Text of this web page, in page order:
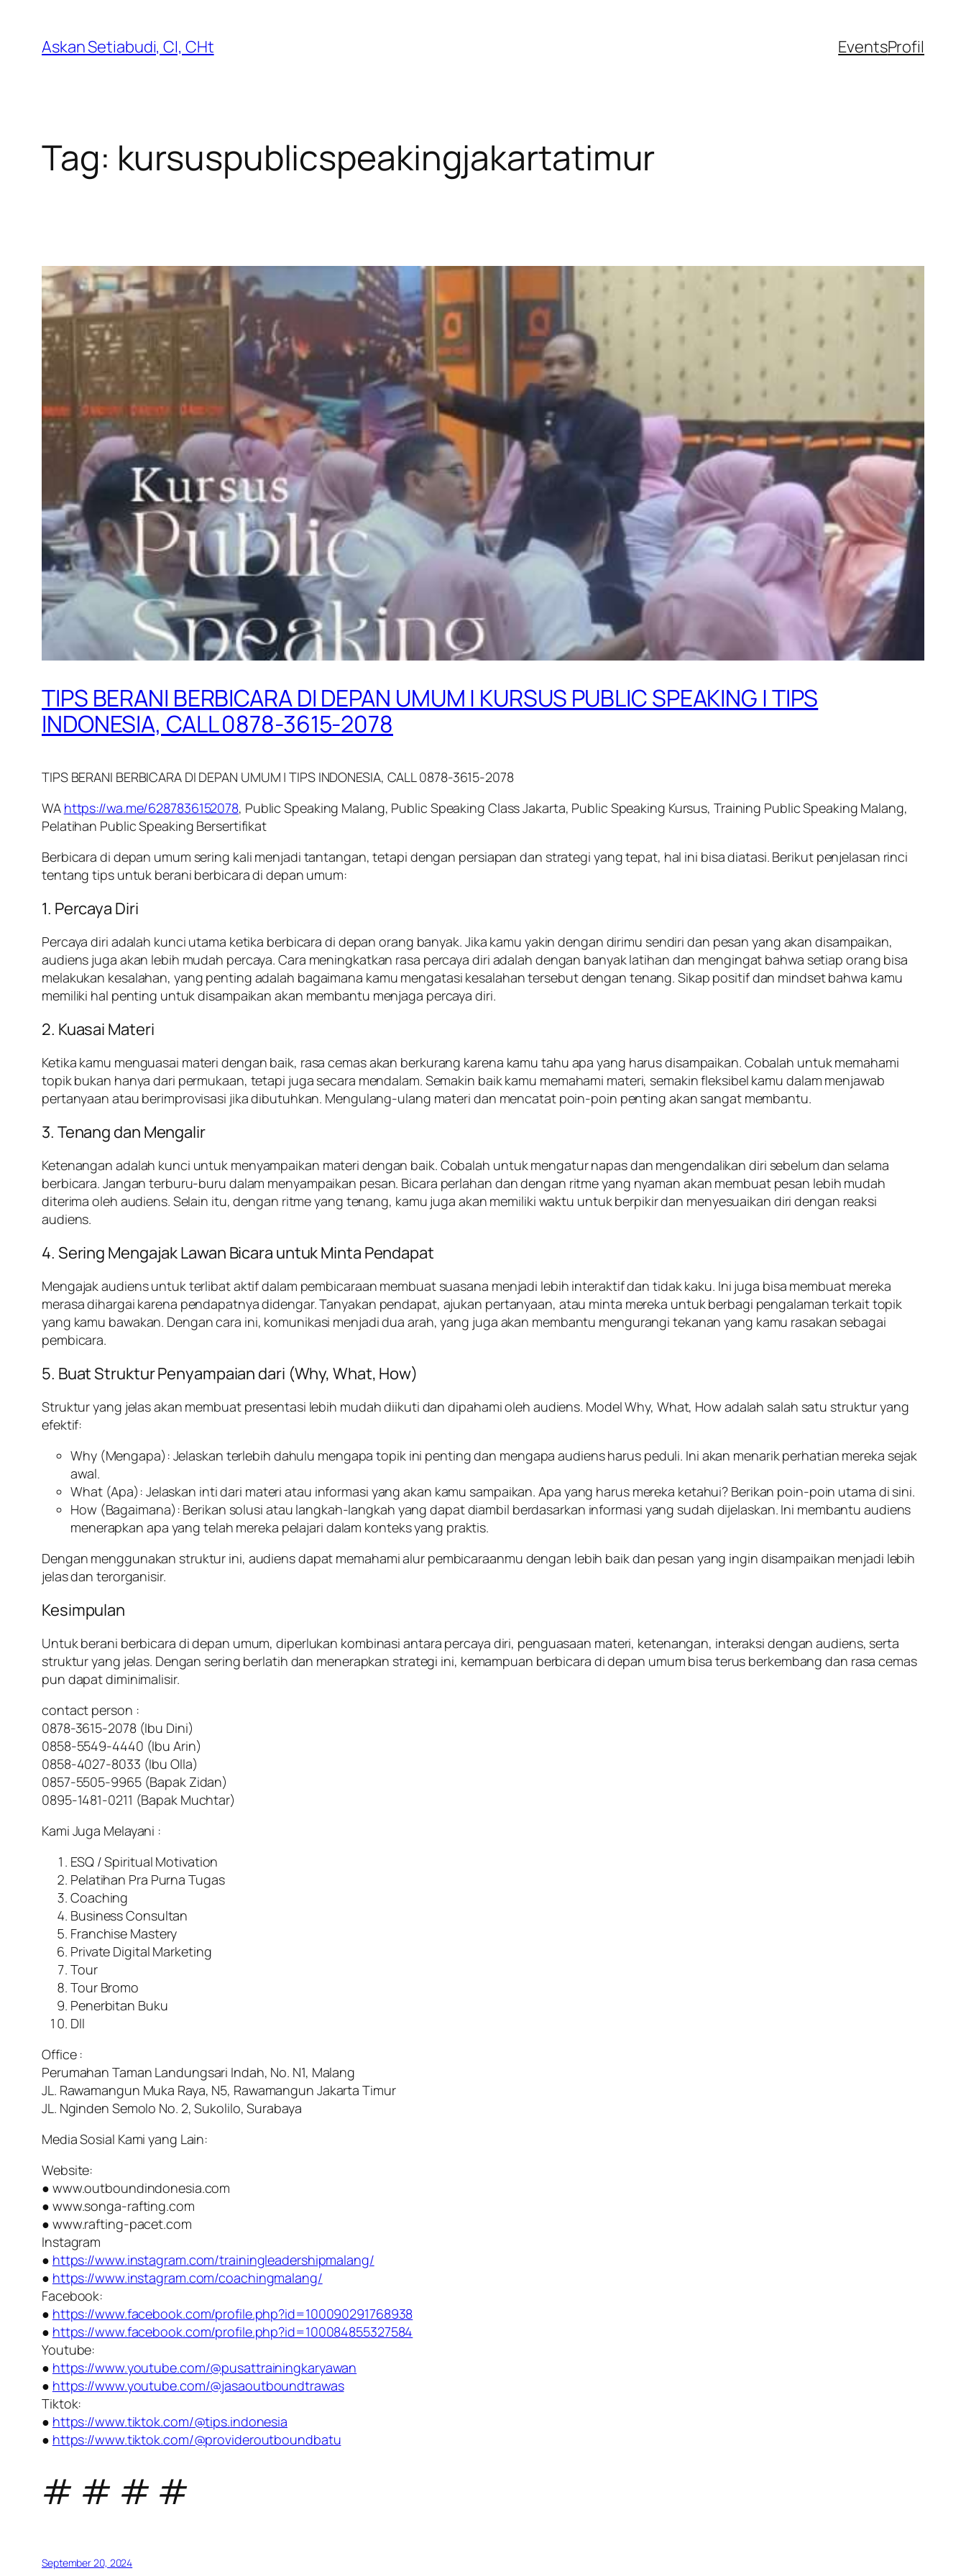
konten
Askan Setiabudi, CI, CHt EventsProfil
Tag: kursuspublicspeakingjakartatimur
TIPS BERANI BERBICARA DI DEPAN UMUM | KURSUS PUBLIC SPEAKING | TIPS
INDONESIA, CALL 0878-3615-2078
TIPS BERANI BERBICARA DI DEPAN UMUM | TIPS INDONESIA, CALL 0878-3615-2078
WA https://wa.me/6287836152078, Public Speaking Malang, Public Speaking Class Jakarta, Public Speaking Kursus, Training Public Speaking Malang,
Pelatihan Public Speaking Bersertifikat
Berbicara di depan umum sering kali menjadi tantangan, tetapi dengan persiapan dan strategi yang tepat, hal ini bisa diatasi. Berikut penjelasan rinci
tentang tips untuk berani berbicara di depan umum:
1. Percaya Diri
Percaya diri adalah kunci utama ketika berbicara di depan orang banyak. Jika kamu yakin dengan dirimu sendiri dan pesan yang akan disampaikan,
audiens juga akan lebih mudah percaya. Cara meningkatkan rasa percaya diri adalah dengan banyak latihan dan mengingat bahwa setiap orang bisa
melakukan kesalahan, yang penting adalah bagaimana kamu mengatasi kesalahan tersebut dengan tenang. Sikap positif dan mindset bahwa kamu
memiliki hal penting untuk disampaikan akan membantu menjaga percaya diri.
2. Kuasai Materi
Ketika kamu menguasai materi dengan baik, rasa cemas akan berkurang karena kamu tahu apa yang harus disampaikan. Cobalah untuk memahami
topik bukan hanya dari permukaan, tetapi juga secara mendalam. Semakin baik kamu memahami materi, semakin fleksibel kamu dalam menjawab
pertanyaan atau berimprovisasi jika dibutuhkan. Mengulang-ulang materi dan mencatat poin-poin penting akan sangat membantu.
3. Tenang dan Mengalir
Ketenangan adalah kunci untuk menyampaikan materi dengan baik. Cobalah untuk mengatur napas dan mengendalikan diri sebelum dan selama
berbicara. Jangan terburu-buru dalam menyampaikan pesan. Bicara perlahan dan dengan ritme yang nyaman akan membuat pesan lebih mudah
diterima oleh audiens. Selain itu, dengan ritme yang tenang, kamu juga akan memiliki waktu untuk berpikir dan menyesuaikan diri dengan reaksi
audiens.
4. Sering Mengajak Lawan Bicara untuk Minta Pendapat
Mengajak audiens untuk terlibat aktif dalam pembicaraan membuat suasana menjadi lebih interaktif dan tidak kaku. Ini juga bisa membuat mereka
merasa dihargai karena pendapatnya didengar. Tanyakan pendapat, ajukan pertanyaan, atau minta mereka untuk berbagi pengalaman terkait topik
yang kamu bawakan. Dengan cara ini, komunikasi menjadi dua arah, yang juga akan membantu mengurangi tekanan yang kamu rasakan sebagai
pembicara.
5. Buat Struktur Penyampaian dari (Why, What, How)
Struktur yang jelas akan membuat presentasi lebih mudah diikuti dan dipahami oleh audiens. ModelWhy, What, How adalah salah satu struktur yang
efektif:
Why (Mengapa) : Jelaskan terlebih dahulu mengapa topik ini penting dan mengapa audiens harus peduli. Ini akan menarik perhatian mereka sejak
awal.
What (Apa) : Jelaskan inti dari materi atau informasi yang akan kamu sampaikan. Apa yang harus mereka ketahui? Berikan poin-poin utama di sini.
How (Bagaimana) : Berikan solusi atau langkah-langkah yang dapat diambil berdasarkan informasi yang sudah dijelaskan. Ini membantu audiens
menerapkan apa yang telah mereka pelajari dalam konteks yang praktis.
Dengan menggunakan struktur ini, audiens dapat memahami alur pembicaraanmu dengan lebih baik dan pesan yang ingin disampaikan menjadi lebih
jelas dan terorganisir.
Kesimpulan
Untuk berani berbicara di depan umum, diperlukan kombinasi antara percaya diri, penguasaan materi, ketenangan, interaksi dengan audiens, serta
struktur yang jelas. Dengan sering berlatih dan menerapkan strategi ini, kemampuan berbicara di depan umum bisa terus berkembang dan rasa cemas
pun dapat diminimalisir.
contact person :
0878-3615-2078 (Ibu Dini)
0858-5549-4440 (Ibu Arin)
0858-4027-8033 (Ibu Olla)
0857-5505-9965 (Bapak Zidan)
0895-1481-0211 (Bapak Muchtar)
Kami Juga Melayani :
ESQ / Spiritual Motivation
Pelatihan Pra Purna Tugas
Coaching
Business Consultan
Franchise Mastery
Private Digital Marketing
Tour
Tour Bromo
Penerbitan Buku
Dll
Office :
Perumahan Taman Landungsari Indah, No. N1, Malang
JL. Rawamangun Muka Raya, N5, Rawamangun Jakarta Timur
JL. Nginden Semolo No. 2, Sukolilo, Surabaya
Media Sosial Kami yang Lain:
Website:
● www.outboundindonesia.com
● www.songa-rafting.com
● www.rafting-pacet.com
Instagram
● https://www.instagram.com/trainingleadershipmalang/
● https://www.instagram.com/coachingmalang/
Facebook:
● https://www.facebook.com/profile.php?id=100090291768938
● https://www.facebook.com/profile.php?id=100084855327584
Youtube:
● https://www.youtube.com/@pusattrainingkaryawan
● https://www.youtube.com/@jasaoutboundtrawas
Tiktok:
● https://www.tiktok.com/@tips.indonesia
● https://www.tiktok.com/@provideroutboundbatu
# # # #
September 20, 2024